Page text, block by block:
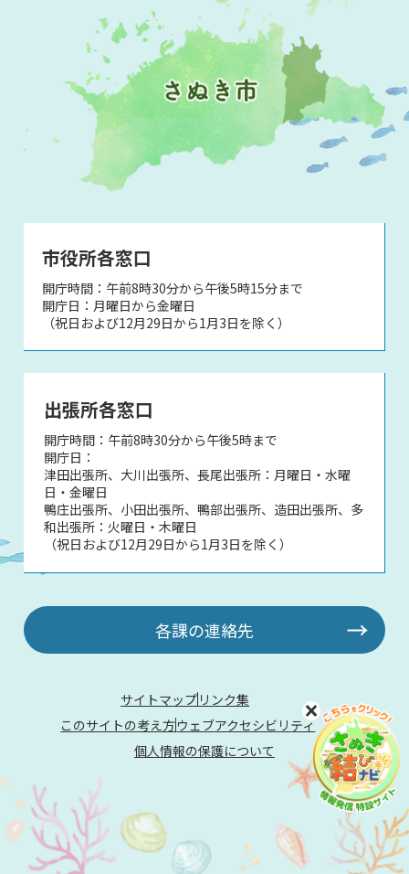
市役所各窓口
開庁時間：午前8時30分から午後5時15分まで
開庁日：月曜日から金曜日
（祝日および12月29日から1月3日を除く）
出張所各窓口
開庁時間：午前8時30分から午後5時まで
開庁日：
津田出張所、大川出張所、長尾出張所：月曜日・水曜
日・金曜日
鴨庄出張所、小田出張所、鴨部出張所、造田出張所、多
和出張所：火曜日・木曜日
（祝日および12月29日から1月3日を除く）
各課の連絡先
サイトマップ リンク集
このサイトの考え方ウェブアクセシビリティ
個人情報の保護について